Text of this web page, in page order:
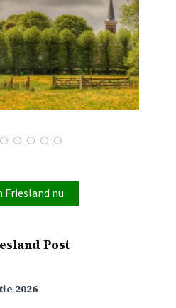
Friesland nu
Post
2026